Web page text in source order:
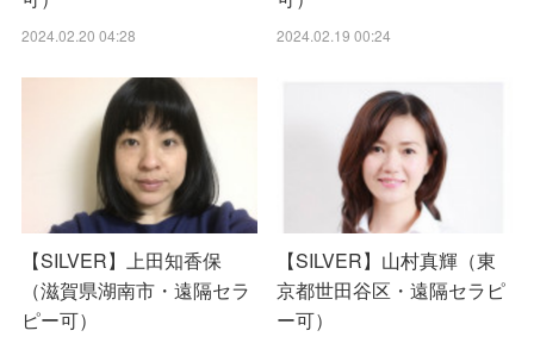
2024.02.20 04:28 2024.02.19 00:24
【SILVER】上田知香保
（滋賀県湖南市・遠隔セラ
ピー可）
【SILVER】山村真輝（東
京都世田谷区・遠隔セラピ
ー可）